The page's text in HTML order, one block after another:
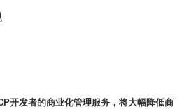
开发者的商业化管理服务，将大幅降低商